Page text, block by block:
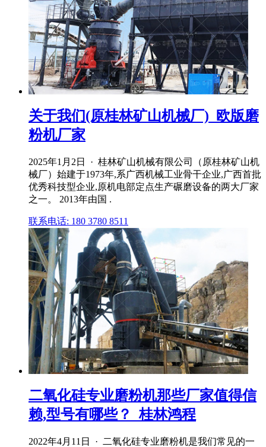
关于我们(原桂林矿山机械厂)_欧版磨
粉机厂家
2025年1月2日 · 桂林矿山机械有限公司（原桂林矿山机
械厂）始建于1973年,系广西机械工业骨干企业,广西首批
优秀科技型企业,原机电部定点生产碾磨设备的两大厂家
之一。 2013年由国 .
联系电话: 180 3780 8511
二氧化硅专业磨粉机那些厂家值得信
赖,型号有哪些？_桂林鸿程
2022年4月11日 · 二氧化硅专业磨粉机是我们常见的一